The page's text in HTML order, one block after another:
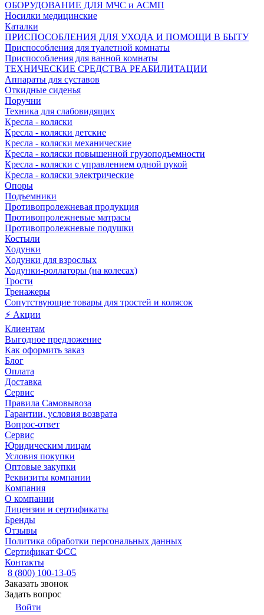
ОБОРУДОВАНИЕ ДЛЯ МЧС и АСМП
Носилки медицинские
Каталки
ПРИСПОСОБЛЕНИЯ ДЛЯ УХОДА И ПОМОЩИ В БЫТУ
Приспособления для туалетной комнаты
Приспособления для ванной комнаты
ТЕХНИЧЕСКИЕ СРЕДСТВА РЕАБИЛИТАЦИИ
Аппараты для суставов
Откидные сиденья
Поручни
Техника для слабовидящих
Кресла - коляски
Кресла - коляски детские
Кресла - коляски механические
Кресла - коляски повышенной грузоподъемности
Кресла - коляски с управлением одной рукой
Кресла - коляски электрические
Опоры
Подъемники
Противопролежневая продукция
Противопролежневые матрасы
Противопролежневые подушки
Костыли
Ходунки
Ходунки для взрослых
Ходунки-роллаторы (на колесах)
Трости
Тренажеры
Сопутствующие товары для тростей и колясок
⚡ Акции
Клиентам
Выгодное предложение
Как оформить заказ
Блог
Оплата
Доставка
Сервис
Правила Самовывоза
Гарантии, условия возврата
Вопрос-ответ
Сервис
Юридическим лицам
Условия покупки
Оптовые закупки
Реквизиты компании
Компания
О компании
Лицензии и сертификаты
Бренды
Отзывы
Политика обработки персональных данных
Сертификат ФСС
Контакты
8 (800) 100-13-05
Заказать звонок
Задать вопрос
Войти